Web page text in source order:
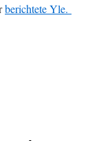
berichtete Yle.